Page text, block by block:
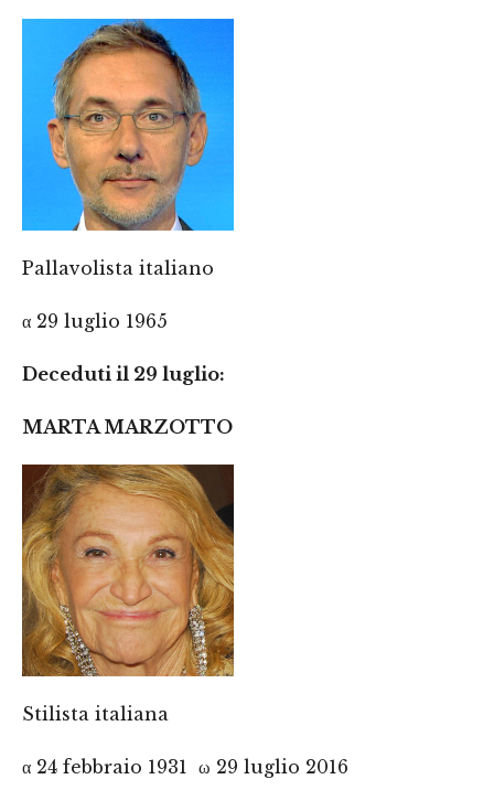
Pallavolista italiano
α 29 luglio 1965
Deceduti il 29 luglio:
MARTA MARZOTTO
Stilista italiana
α 24 febbraio 1931 ω 29 luglio 2016